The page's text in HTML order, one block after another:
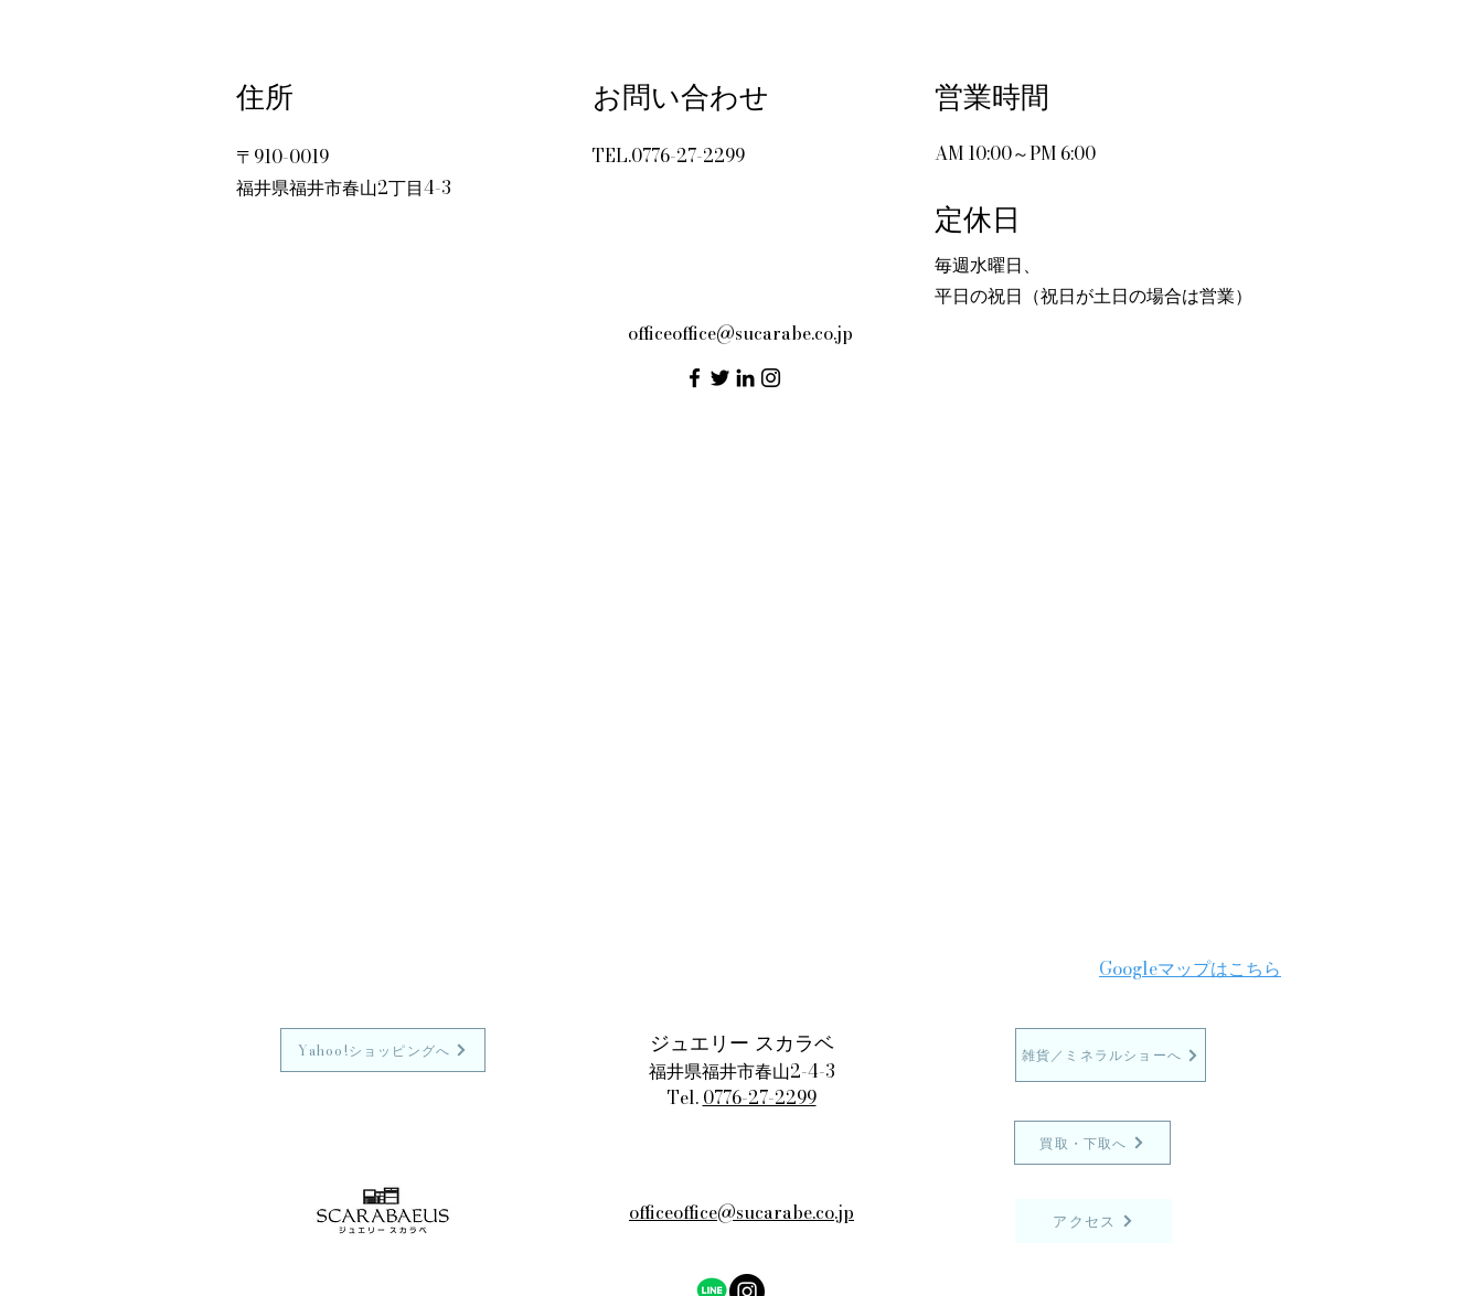
住所
〒910-0019
福井県福井市春山2丁目4-3
お問い合わせ
TEL.0776-27-2299
営業時間
AM 10:00～PM 6:00
​定休日
​毎週水曜日、
平日の祝日（祝日が土日の場合は営業）
officeoffice@sucarabe.co.jp
Googleマップはこちら
Yahoo!ショッピングへ ジュエリー スカラベ
福井県福井市春山2-4-3
Tel. 0776-27-2299
雑貨／ミネラルショーへ
買取・下取へ
officeoffice@sucarabe.co.jp アクセス